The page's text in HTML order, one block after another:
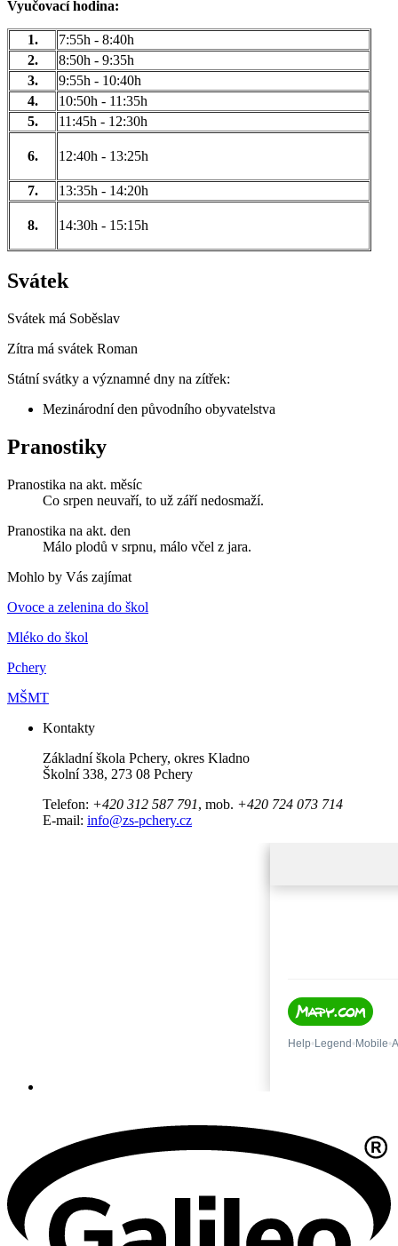
Vyučovací hodina:
1.
7:55h - 8:40h
2.
8:50h - 9:35h
3.
9:55h - 10:40h
4.
10:50h - 11:35h
5.
11:45h - 12:30h
6. 12:40h - 13:25h
7. 13:35h - 14:20h
8. 14:30h - 15:15h
Svátek
Svátek má Soběslav
Zítra má svátek Roman
Státní svátky a významné dny na zítřek:
Mezinárodní den původního obyvatelstva
Pranostiky
Pranostika na akt. měsíc
Co srpen neuvaří, to už září nedosmaží.
Pranostika na akt. den
Málo plodů v srpnu, málo včel z jara.
Mohlo by Vás zajímat
Ovoce a zelenina do škol
Mléko do škol
Pchery
MŠMT
Kontakty
Základní škola Pchery, okres Kladno
Školní 338, 273 08 Pchery
Telefon: +420 312 587 791, mob. +420 724 073 714
E-mail: info@zs-pchery.cz